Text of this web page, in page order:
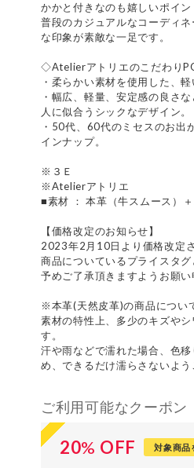
かかと付きなのも嬉しいポイン
普段のカジュアルなコーディ
な印象が素敵な一足です。
◇Atelierアトリエのこだわり
・柔らかい素材を使用した、
・幅広、軽量、安定感の良さ
人に似合うシックなデザイン。
・50代、60代のミセスのお出
インナップ。
※３Ｅ
※Atelierアトリエ
■素材 ： 本革（牛スムース）＋
【価格改定のお知らせ】
2023年2月10日より価格改定
商品についているプライスタ
予めご了承頂きますようお願い
※本革(天然皮革)の商品につい
素材の特性上、多少のキズや
す。
汗や雨などで濡れた場合、色
め、できるだけ濡らさないよう
ご利用可能なクーポン
20% OFF 対象商品